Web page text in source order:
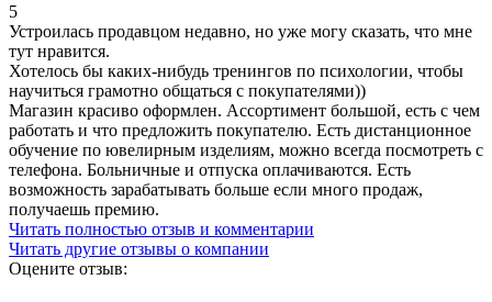
5
Устроилась продавцом недавно, но уже могу сказать, что мне
тут нравится.
Хотелось бы каких-нибудь тренингов по психологии, чтобы
научиться грамотно общаться с покупателями))
Магазин красиво оформлен. Ассортимент большой, есть с чем
работать и что предложить покупателю. Есть дистанционное
обучение по ювелирным изделиям, можно всегда посмотреть с
телефона. Больничные и отпуска оплачиваются. Есть
возможность зарабатывать больше если много продаж,
получаешь премию.
Читать полностью отзыв и комментарии
Читать другие отзывы о компании
Оцените отзыв: